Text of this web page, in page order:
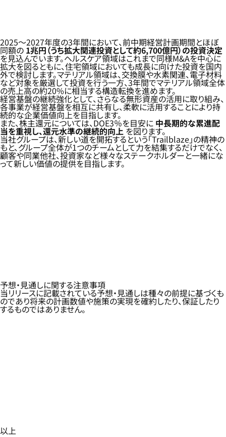
2025～2027年度の3年間において、前中期経営計画期間とほぼ
同額の 1兆円（うち拡大関連投資として約6,700億円）の投資決定
を見込んでいます。ヘルスケア領域はこれまで同様M&Aを中心に
拡大を図るともに、住宅領域においても成長に向けた投資を国内
外で検討します。マテリアル領域は、交換膜や水素関連、電子材料
など対象を厳選して投資を行う一方、3年間でマテリアル領域全体
の売上高の約20%に相当する構造転換を進めます。
経営基盤の継続強化として、さらなる無形資産の活用に取り組み、
各事業が経営基盤を相互に共有し、柔軟に活用することにより持
続的な企業価値向上を目指します。
また、株主還元については、DOE3％を目安に 中長期的な累進配
当を重視し、還元水準の継続的向上を図ります。
当社グループは、新しい道を開拓するという「Trailblaze」の精神の
もと、グループ全体が1つのチームとして力を結集するだけでなく、
顧客や同業他社、投資家など様々なステークホルダーと一緒にな
って新しい価値の提供を目指します。
予想・見通しに関する注意事項
当リリースに記載されている予想・見通しは種々の前提に基づくも
のであり将来の計画数値や施策の実現を確約したり、保証したり
するものではありません。
以上